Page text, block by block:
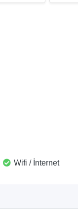
Wifi / İnternet